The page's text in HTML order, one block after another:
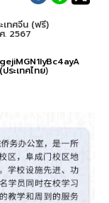
ทศจีน (ฟรี)
. 2567
ระเทศไทย)